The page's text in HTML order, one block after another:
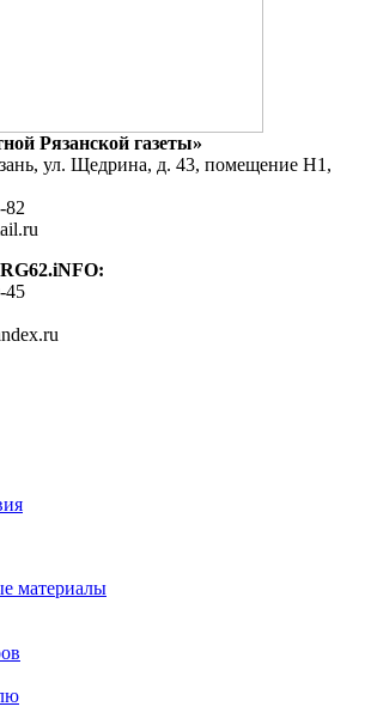
Рязанской газеты»
ул. Щедрина, д. 43, помещение Н1,
82
45
материалы